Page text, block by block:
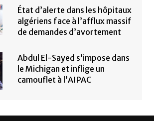
État d’alerte dans les hôpitaux
algériens face à l’afflux massif
de demandes d’avortement
Abdul El-Sayed s’impose dans
le Michigan et inflige un
camouflet à l’AIPAC